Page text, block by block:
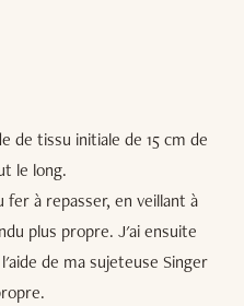
de tissu initiale de 15 cm de
le long.
à repasser, en veillant à
plus propre. J'ai ensuite
de ma sujeteuse Singer